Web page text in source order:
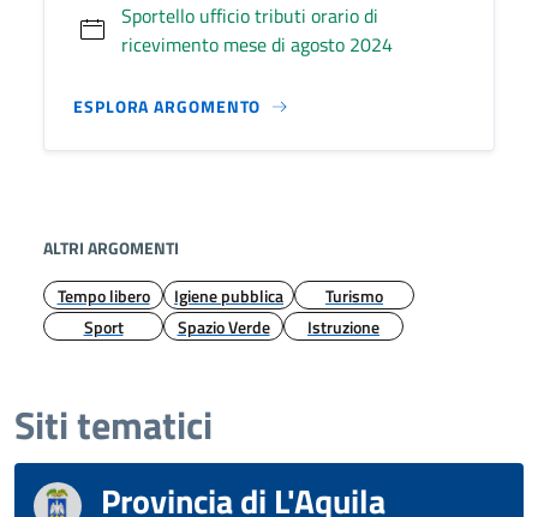
Sportello ufficio tributi orario di
ricevimento mese di agosto 2024
ESPLORA ARGOMENTO
ALTRI ARGOMENTI
Tempo libero
Igiene pubblica
Turismo
Sport
Spazio Verde Istruzione
Siti tematici
Provincia di L'Aquila